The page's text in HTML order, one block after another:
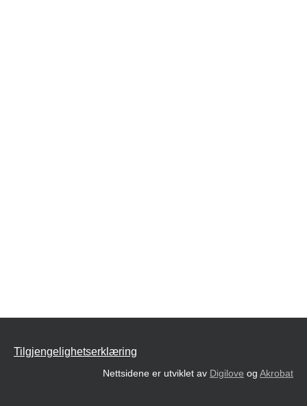
Tilgjengelighetserklæring
Nettsidene er utviklet av Digilove og Akrobat